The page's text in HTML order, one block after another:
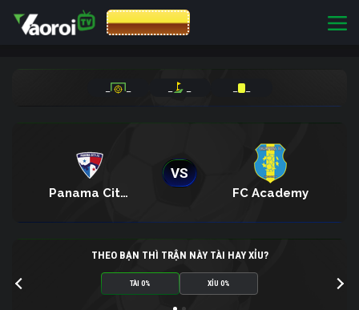
CƯỢC 8XBET
_ _
Panama City FC
VS
FC Academy
THEO BẠN THÌ TRẬN NÀY TÀI HAY XỈU?
TÀI 0% XỈU 0%